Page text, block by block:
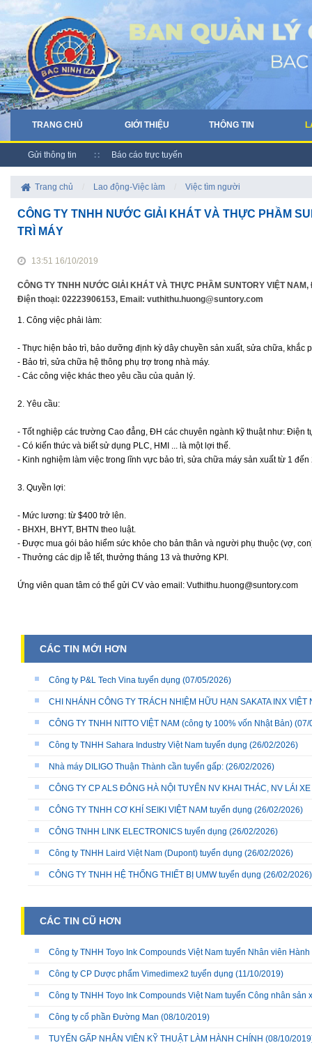
TRANG CHỦ GIỚI THIỆU THÔNG TIN
Gửi thông tin Báo cáo trực tuyến
Trang chủ Lao động-Việc làm Việc tìm người
CÔNG TY TNHH NƯỚC GIẢI KHÁT VÀ THỰC PHẦM
TRÌ MÁY
13:51 16/10/2019
CÔNG TY TNHH NƯỚC GIẢI KHÁT VÀ THỰC PHẦM SUNTORY VIỆT
Điện thoại: 02223906153, Email: vuthithu.huong@suntory.com
1. Công việc phải làm:
- Thực hiện bảo trì, bảo dưỡng định kỳ dây chuyền sản xuất, sửa chữa, khắc
- Bảo trì, sửa chữa hệ thông phụ trợ trong nhà máy.
- Các công việc khác theo yêu cầu của quản lý.
2. Yêu cầu:
- Tốt nghiệp các trường Cao đẳng, ĐH các chuyên ngành kỹ thuật như: Điện
- Có kiến thức và biết sử dụng PLC, HMI ... là một lợi thế.
- Kinh nghiệm làm việc trong lĩnh vực bảo trì, sửa chữa máy sản xuất từ 1 đến
3. Quyền lợi:
- Mức lương: từ $400 trở lên.
- BHXH, BHYT, BHTN theo luật.
- Được mua gói bảo hiểm sức khỏe cho bản thân và người phụ thuộc (vợ,
- Thưởng các dịp lễ tết, thưởng tháng 13 và thưởng KPI.
Ứng viên quan tâm có thể gửi CV vào email: Vuthithu.huong@suntory.com
CÁC TIN MỚI HƠN
Công ty P&L Tech Vina tuyển dụng (07/05/2026)
CHI NHÁNH CÔNG TY TRÁCH NHIỆM HỮU HẠN SAKATA INX
CÔNG TY TNHH NITTO VIỆT NAM (công ty 100% vốn Nhật Bản) (07/
Công ty TNHH Sahara Industry Việt Nam tuyển dụng (26/02/2026)
Nhà máy DILIGO Thuận Thành cần tuyển gấp: (26/02/2026)
CÔNG TY CP ALS ĐÔNG HÀ NỘI TUYỂN NV KHAI THÁC, NV LÁI
CÔNG TY TNHH CƠ KHÍ SEIKI VIỆT NAM tuyển dụng (26/02/2026)
CÔNG TNHH LINK ELECTRONICS tuyển dụng (26/02/2026)
Công ty TNHH Laird Việt Nam (Dupont) tuyển dụng (26/02/2026)
CÔNG TY TNHH HỆ THỐNG THIẾT BỊ UMW tuyển dụng (26/02/2026)
CÁC TIN CŨ HƠN
Công ty TNHH Toyo Ink Compounds Việt Nam tuyển Nhân viên
Công ty CP Dược phẩm Vimedimex2 tuyển dụng (11/10/2019)
Công ty TNHH Toyo Ink Compounds Việt Nam tuyển Công nhân sản
Công ty cổ phần Đường Man (08/10/2019)
TUYỂN GẤP NHÂN VIÊN KỸ THUẬT LÀM HÀNH CHÍNH (08/10/